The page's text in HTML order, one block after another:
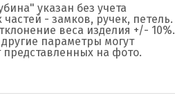
указан без учета
- замков, ручек, петель.
веса изделия +/- 10%.
параметры могут
представленных на фото.